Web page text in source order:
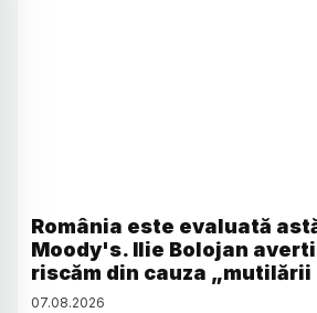
România este evaluată
Moody's. Ilie Bolojan
riscăm din cauza
07.08.2026